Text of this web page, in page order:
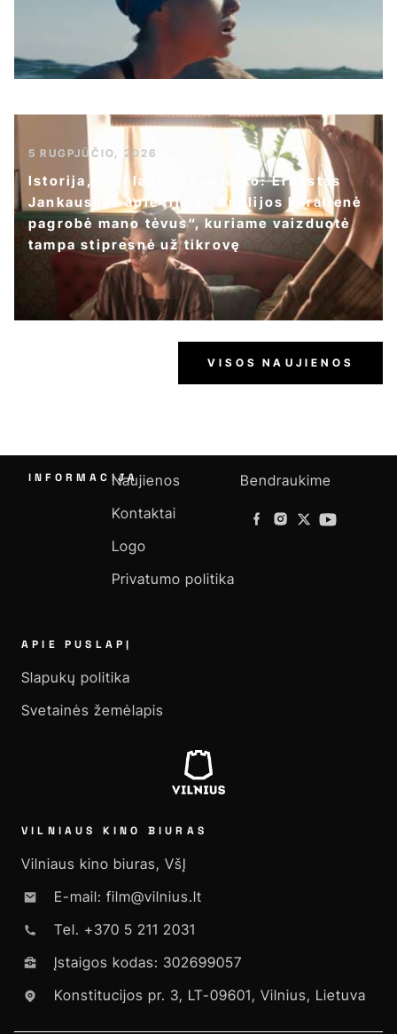
5 RUGPJŪČIO, 2026
Istorija, kuri laukė savo laiko: Ernestas
Jankauskas apie filmą „Anglijos karalienė
pagrobė mano tėvus“, kuriame vaizduotė
tampa stipresnė už tikrovę
VISOS NAUJIENOS
INFORMACIJANaujienos
Kontaktai
Logo
Privatumo politika
Bendraukime
APIE PUSLAPĮ
Slapukų politika
Svetainės žemėlapis
VILNIAUS KINO BIURAS
Vilniaus kino biuras, VšĮ
E-mail: film@vilnius.lt
Tel. +370 5 211 2031
Įstaigos kodas: 302699057
Konstitucijos pr. 3, LT-09601, Vilnius, Lietuva